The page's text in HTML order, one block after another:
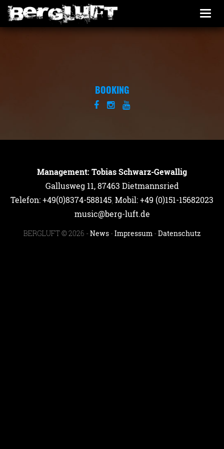
BOOKING
Management: Tobias Schwarz-Gewallig
Gallusweg 11, 87463 Dietmannsried
Telefon: +49(0)8374-588145 Mobil: +49 (0)151-15682023
music@berg-luft.de
BERGLUFT © 2026 -News -Impressum -Datenschutz